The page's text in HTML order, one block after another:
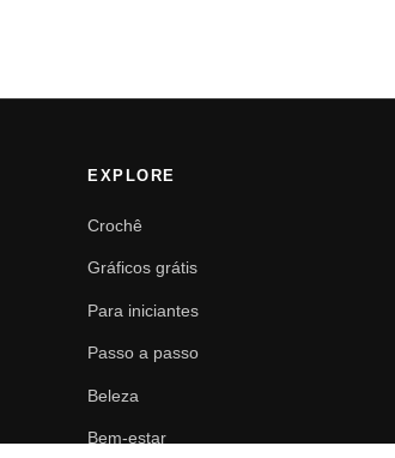
EXPLORE
Crochê
Gráficos grátis
Para iniciantes
Passo a passo
Beleza
Bem-estar